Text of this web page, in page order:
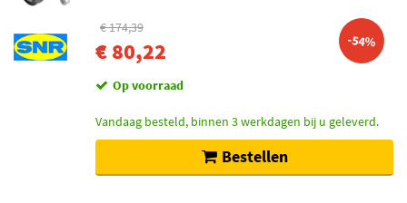
€ 174,39
€ 80,22 -54%
Op voorraad
Vandaag besteld, binnen 3 werkdagen bij u geleverd.
Bestellen